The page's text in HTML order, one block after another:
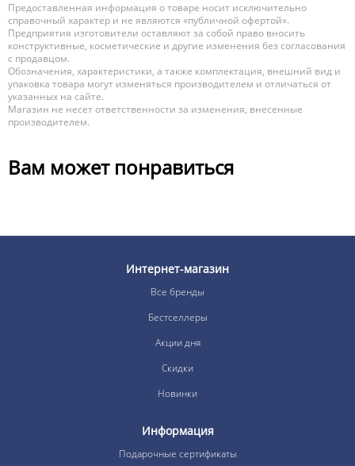
Предоставленная информация о товаре носит исключительно
справочный характер и не являются «публичной офертой».
Предприятия изготовители оставляют за собой право вносить
конструктивные, косметические и другие изменения без согласования
с продавцом.
Обозначения, характеристики, а также комплектация, внешний вид и
упаковка товара могут изменяться производителем и отличаться от
указанных на сайте.
Магазин не несет ответственности за изменения, внесенные
производителем.
Вам может понравиться
Интернет-магазин
Все бренды
Бестселлеры
Акции дня
Скидки
Новинки
Информация
Подарочные сертификаты